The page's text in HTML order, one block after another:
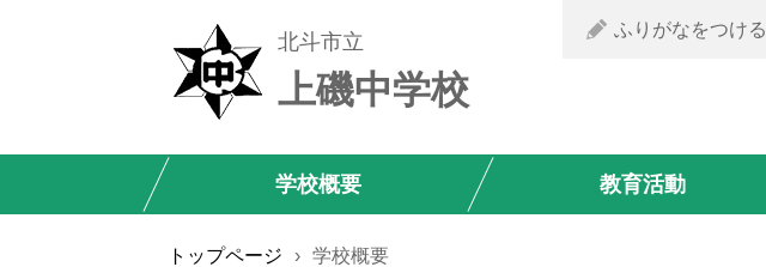
ふりがなをつける
北斗市立
上磯中学校
学校概要 教育活動
トップページ › 学校概要